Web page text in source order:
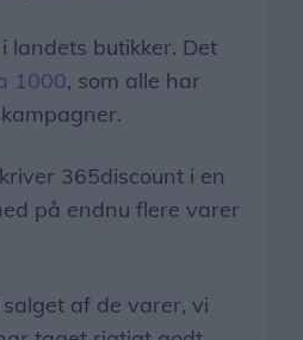
butikker. Det
1000, som alle har
365discount i en
på endnu flere varer
af de varer, vi